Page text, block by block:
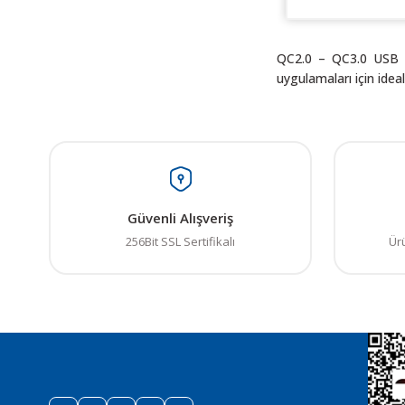
QC2.0 – QC3.0
uygulamaları için
Ürün
Güvenli Alışveriş
256Bit SSL Sertifikalı